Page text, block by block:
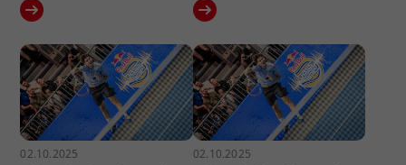
02.10.2025 02.10.2025